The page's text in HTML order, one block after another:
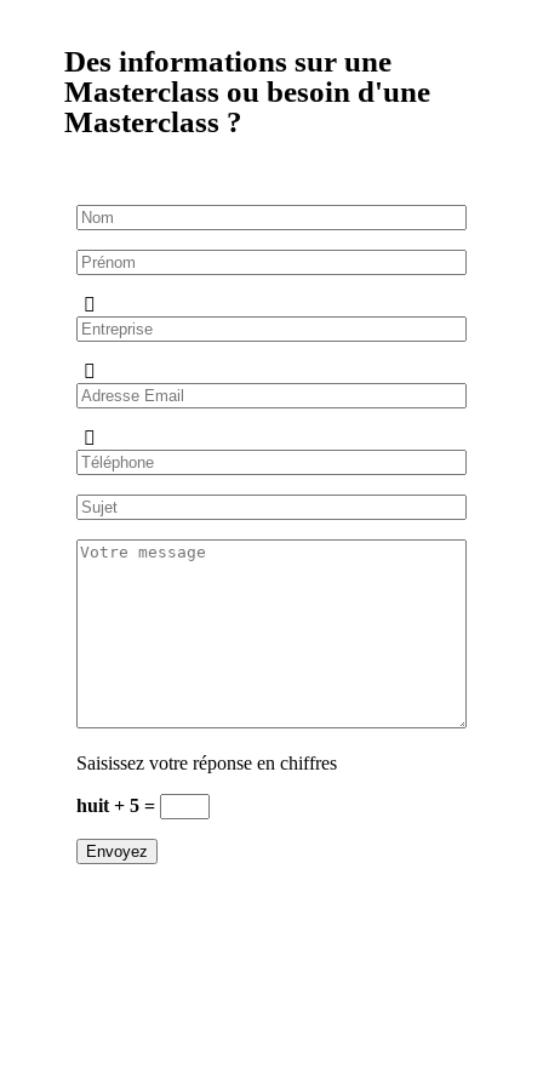
Des informations sur une
Masterclass ou besoin d'une
Masterclass ?
Saisissez votre réponse en chiffres
huit + 5 =